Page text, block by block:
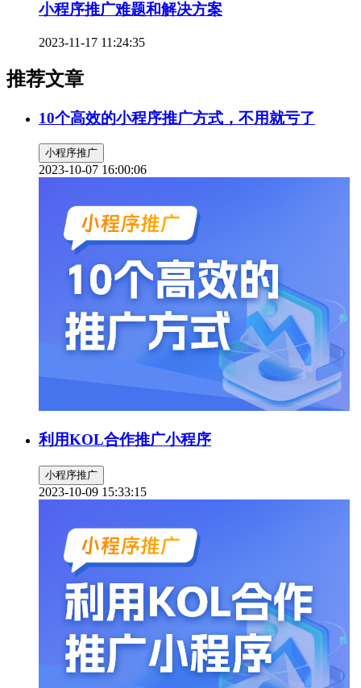
小程序推广难题和解决方案
2023-11-17 11:24:35
推荐文章
10个高效的小程序推广方式，不用就亏了
小程序推广
2023-10-07 16:00:06
利用KOL合作推广小程序
小程序推广
2023-10-09 15:33:15